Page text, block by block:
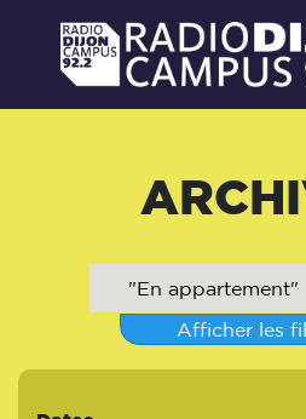
Afficher les